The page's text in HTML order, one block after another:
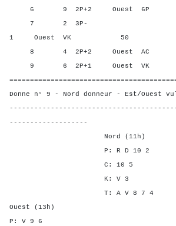
6 9 2P+2 Ouest
7 2 3P-
1 Ouest VK 50
8 4 2P+2 Ouest
9 6 2P+1 Ouest
Donne n° 9 - Nord donneur - Est/Ouest
-------------------
Nord (11h)
P: R D 10
C: 10
K: V
T: A V 8 7
Ouest (13h)
P: V 9 6